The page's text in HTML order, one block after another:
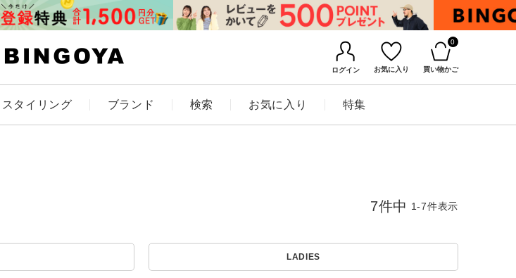
ログイン お気に入り
0
買い物かご
スタイリング ブランド 検索 お気に入り 特集
アイテムを探す BINGOYAについて
価格
LADIES
7件中 1-7件表示